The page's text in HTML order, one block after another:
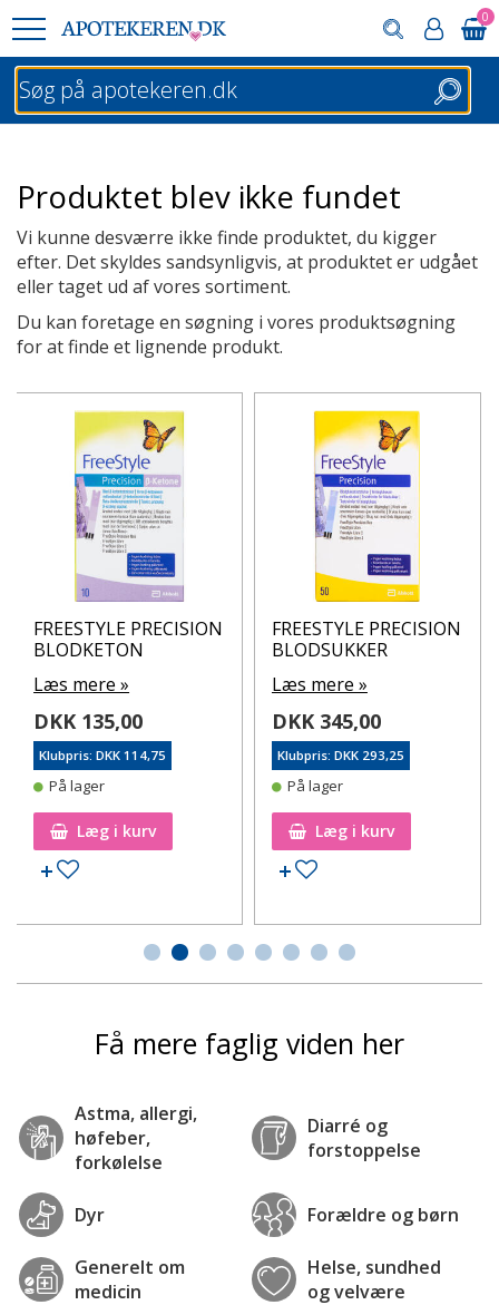
0
Søg
Produktet blev ikke fundet
Vi kunne desværre ikke finde produktet, du kigger
efter. Det skyldes sandsynligvis, at produktet er udgået
eller taget ud af vores sortiment.
Du kan foretage en søgning i vores produktsøgning
for at finde et lignende produkt.
FREESTYLE PRECISION
BLODKETON
Læs mere »
DKK 135,00
Klubpris: DKK 114,75
På lager
Læg i kurv
Tilføj til ønskeseddel
FREESTYLE PRECISION
BLODSUKKER
Læs mere »
DKK 345,00
Klubpris: DKK 293,25
På lager
Læg i kurv
Tilføj til ønskeseddel
Få mere faglig viden her
Astma, allergi,
høfeber,
forkølelse
Diarré og
forstoppelse
Dyr Forældre og børn
Generelt om
medicin
Helse, sundhed
og velvære